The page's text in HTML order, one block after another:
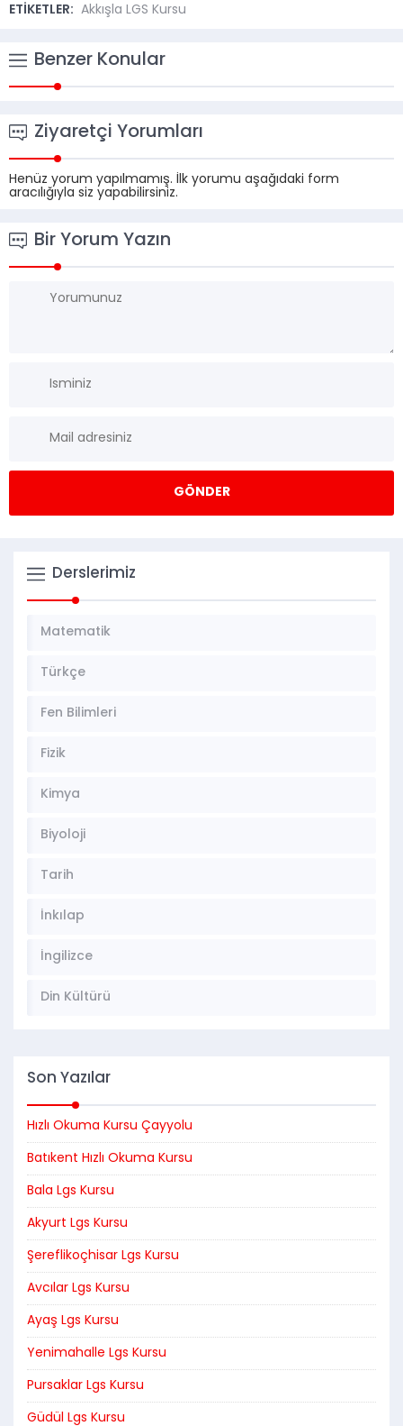
ETİKETLER: Akkışla LGS Kursu
Benzer Konular
Ziyaretçi Yorumları
Henüz yorum yapılmamış. İlk yorumu aşağıdaki form
aracılığıyla siz yapabilirsiniz.
Bir Yorum Yazın
Derslerimiz
Matematik
Türkçe
Fen Bilimleri
Fizik
Kimya
Biyoloji
Tarih
İnkılap
İngilizce
Din Kültürü
Son Yazılar
Hızlı Okuma Kursu Çayyolu
Batıkent Hızlı Okuma Kursu
Bala Lgs Kursu
Akyurt Lgs Kursu
Şereflikoçhisar Lgs Kursu
Avcılar Lgs Kursu
Ayaş Lgs Kursu
Yenimahalle Lgs Kursu
Pursaklar Lgs Kursu
Güdül Lgs Kursu